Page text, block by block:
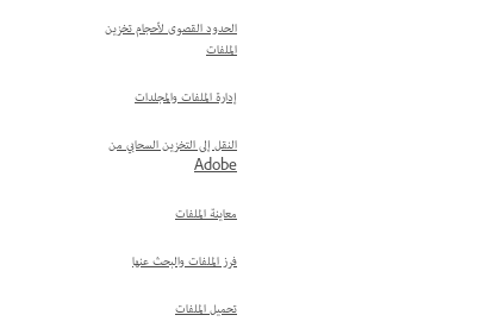
الحدود القصوى لأحجام تخزين
الملفات
إدارة الملفات والمجلدات
النقل إلى التخزين السحابي من
Adobe
معاينة الملفات
فرز الملفات والبحث عنها
تحميل الملفات